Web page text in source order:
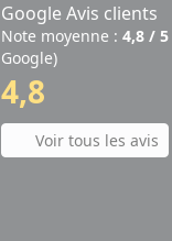
Google Avis clients
Note moyenne : 4,8 / 5
Google)
4,8
Voir tous les avis